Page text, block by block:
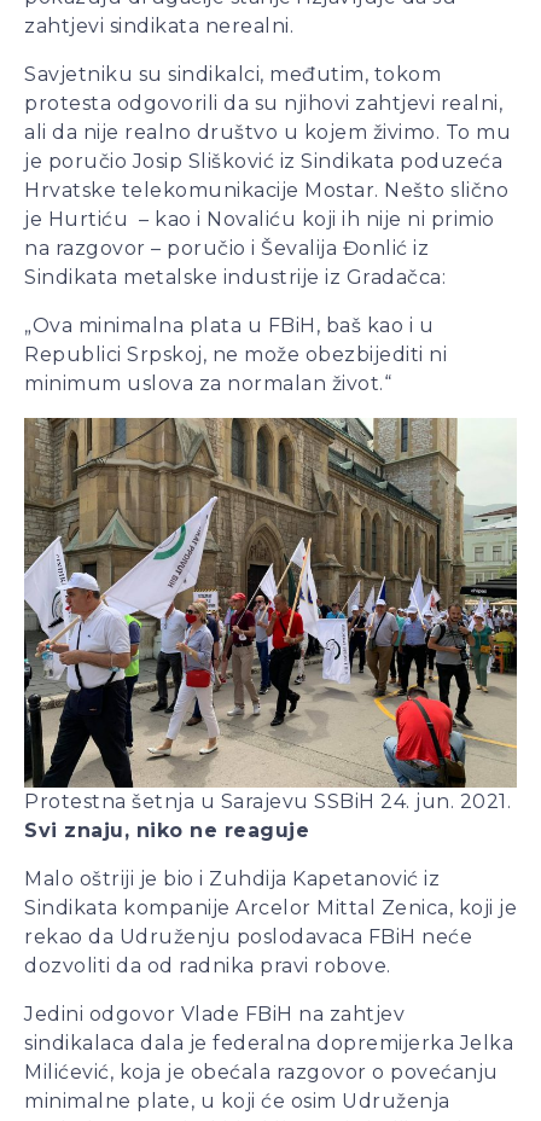
zahtjevi sindikata nerealni.
Savjetniku su sindikalci, međutim, tokom
protesta odgovorili da su njihovi zahtjevi realni,
ali da nije realno društvo u kojem živimo. To mu
je poručio Josip Slišković iz Sindikata poduzeća
Hrvatske telekomunikacije Mostar. Nešto slično
je Hurtiću – kao i Novaliću koji ih nije ni primio
na razgovor – poručio i Ševalija Đonlić iz
Sindikata metalske industrije iz Gradačca:
„Ova minimalna plata u FBiH, baš kao i u
Republici Srpskoj, ne može obezbijediti ni
minimum uslova za normalan život.“
Protestna šetnja u Sarajevu SSBiH 24. jun. 2021.
Svi znaju, niko ne reaguje
Malo oštriji je bio i Zuhdija Kapetanović iz
Sindikata kompanije Arcelor Mittal Zenica, koji je
rekao da Udruženju poslodavaca FBiH neće
dozvoliti da od radnika pravi robove.
Jedini odgovor Vlade FBiH na zahtjev
sindikalaca dala je federalna dopremijerka Jelka
Milićević, koja je obećala razgovor o povećanju
minimalne plate, u koji će osim Udruženja